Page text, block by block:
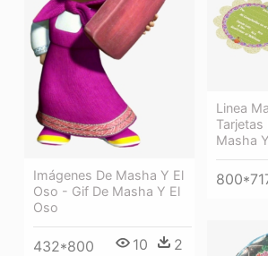
Imágenes De Masha Y El
Oso - Gif De Masha Y El
Oso
432*800 10 2
Linea
Tarjetas
Masha